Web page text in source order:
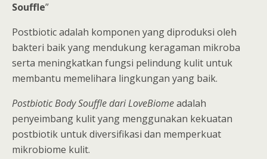
Souffle”
Postbiotic adalah komponen yang diproduksi oleh
bakteri baik yang mendukung keragaman mikroba
serta meningkatkan fungsi pelindung kulit untuk
membantu memelihara lingkungan yang baik.
Postbiotic Body Souffle dari LoveBiomeadalah
penyeimbang kulit yang menggunakan kekuatan
postbiotik untuk diversifikasi dan memperkuat
mikrobiome kulit.